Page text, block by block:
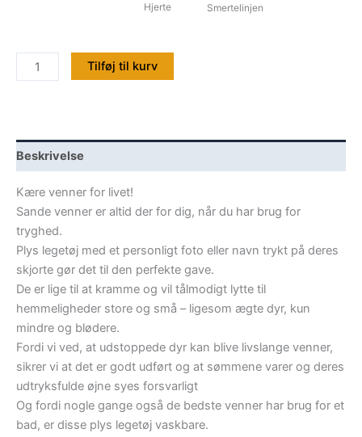
Hjerte Smertelinjen
Krammedyr:
Frøen
Tilføj til kurv
Beskrivelse
Kære venner for livet!
Sande venner er altid der for dig, når du har brug for
tryghed.
Plys legetøj med et personligt foto eller navn trykt på deres
skjorte gør det til den perfekte gave.
De er lige til at kramme og vil tålmodigt lytte til
hemmeligheder store og små – ligesom ægte dyr, kun
mindre og blødere.
Fordi vi ved, at udstoppede dyr kan blive livslange venner,
sikrer vi at det er godt udført og at sømmene varer og deres
udtryksfulde øjne syes forsvarligt
Og fordi nogle gange også de bedste venner har brug for et
bad, er disse plys legetøj vaskbare.